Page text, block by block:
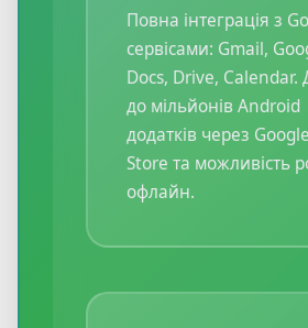
Повна інтеграція з
сервісами: Gmail,
Docs, Drive, Calendar.
до мільйонів Android
додатків через
Store та можливість
офлайн.